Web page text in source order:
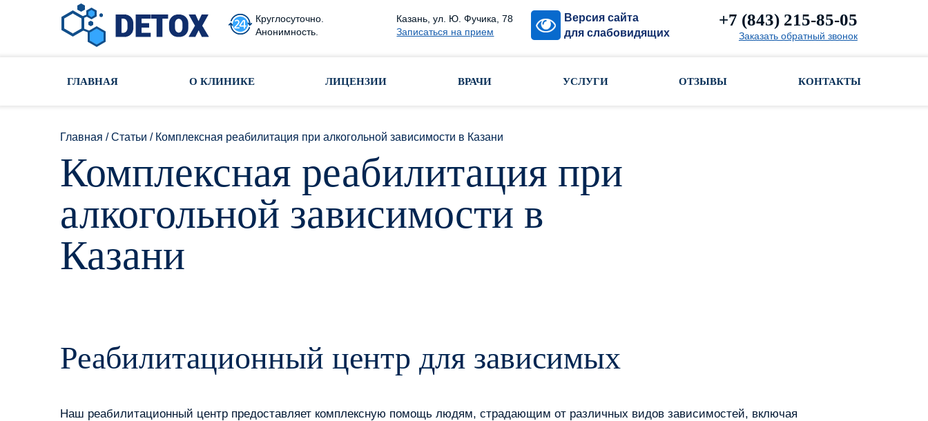
Круглосуточно.
Анонимность.
Казань, ул. Ю. Фучика, 78
Записаться на прием
Версия сайта
для слабовидящих
+7 (843) 215-85-05
Заказать обратный звонок
ГЛАВНАЯ О КЛИНИКЕ ЛИЦЕНЗИИ ВРАЧИ УСЛУГИ ОТЗЫВЫ КОНТАКТЫ
Главная /Статьи / Комплексная реабилитация при алкогольной зависимости в Казани
Комплексная реабилитация при
алкогольной зависимости в
Казани
Реабилитационный центр для зависимых
Наш реабилитационный центр предоставляет комплексную помощь людям, страдающим от различных видов зависимостей, включая